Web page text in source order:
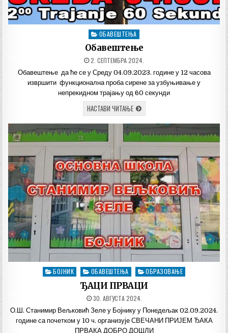
Posted
in
ОБАВЕШТЕЊА
Обавештење
ДАТУМ
ОБЈАВЉИВАЊА:
2. СЕПТЕМБРА 2024.
Обавештење да ће се у Среду 04.09.2023. године у 12 часова
извршити функционална проба сирене за узбуњивање у
непрекидном трајању од 60 секунди
НАСТАВИ ЧИТАЊЕОБАВЕШТЕЊЕ
Posted
БОЈНИК ОБАВЕШТЕЊА ОБРАЗОВАЊЕ
ЂАЦИ ПРВАЦИ
ДАТУМ
ОБЈАВЉИВАЊА:
30. АВГУСТА 2024.
О.Ш. Станимир Вељковић Зеле у Бојнику у Понедељак 02.09.2024.
године са почетком у 10 ч. организује СВЕЧАНИ ПРИЈЕМ ЂАКА
ПРВАКА ДОБРО ДОШЛИ